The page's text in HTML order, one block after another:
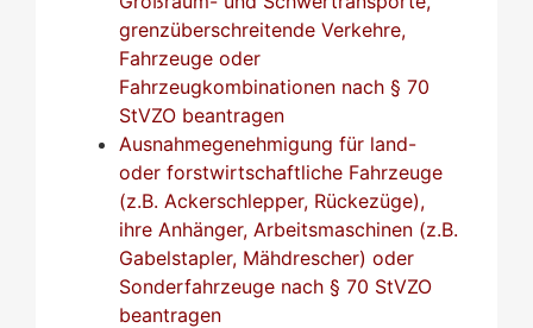
grenzüberschreitende Verkehre,
Fahrzeuge oder
Fahrzeugkombinationen nach § 70
StVZO beantragen
Ausnahmegenehmigung für land-
oder forstwirtschaftliche Fahrzeuge
(z.B. Ackerschlepper, Rückezüge),
ihre Anhänger, Arbeitsmaschinen (z.B.
Gabelstapler, Mähdrescher) oder
Sonderfahrzeuge nach § 70 StVZO
beantragen